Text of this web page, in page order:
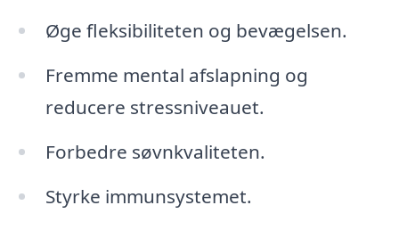
Øge fleksibiliteten og bevægelsen.
Fremme mental afslapning og
reducere stressniveauet.
Forbedre søvnkvaliteten.
Styrke immunsystemet.